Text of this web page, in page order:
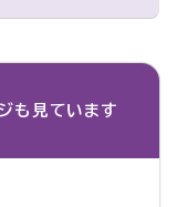
も見ています